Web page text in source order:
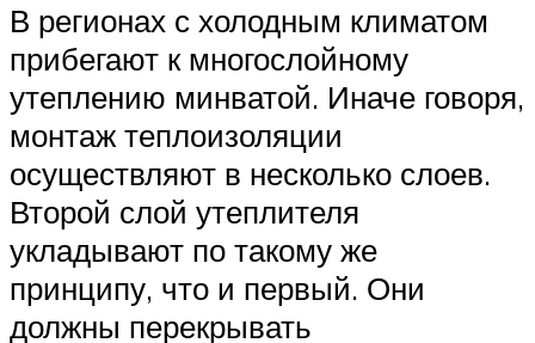
В регионах с холодным климатом
прибегают к многослойному
утеплению минватой. Иначе говоря,
монтаж теплоизоляции
осуществляют в несколько слоев.
Второй слой утеплителя
укладывают по такому же
принципу, что и первый. Они
должны перекрывать